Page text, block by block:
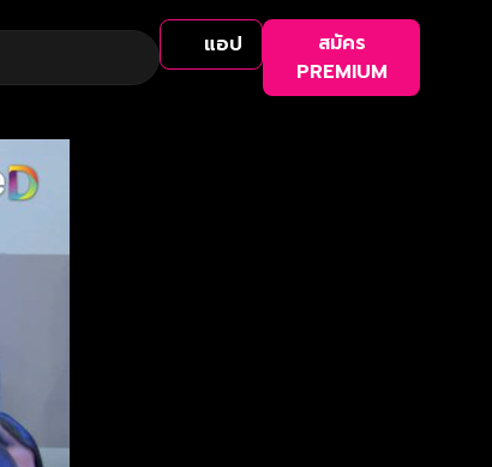
แอป
สมัคร
PREMIUM